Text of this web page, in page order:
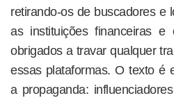
retirando-os de buscadores e
as instituições financeiras
obrigados a travar qualquer
essas plataformas. O texto é
a propaganda: